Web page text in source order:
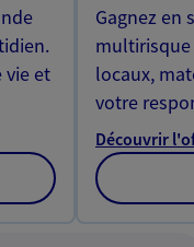
vie et
Gagnez en
locaux,
votre
Découvrir